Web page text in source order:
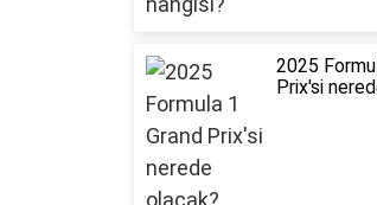
2025
Prix'si